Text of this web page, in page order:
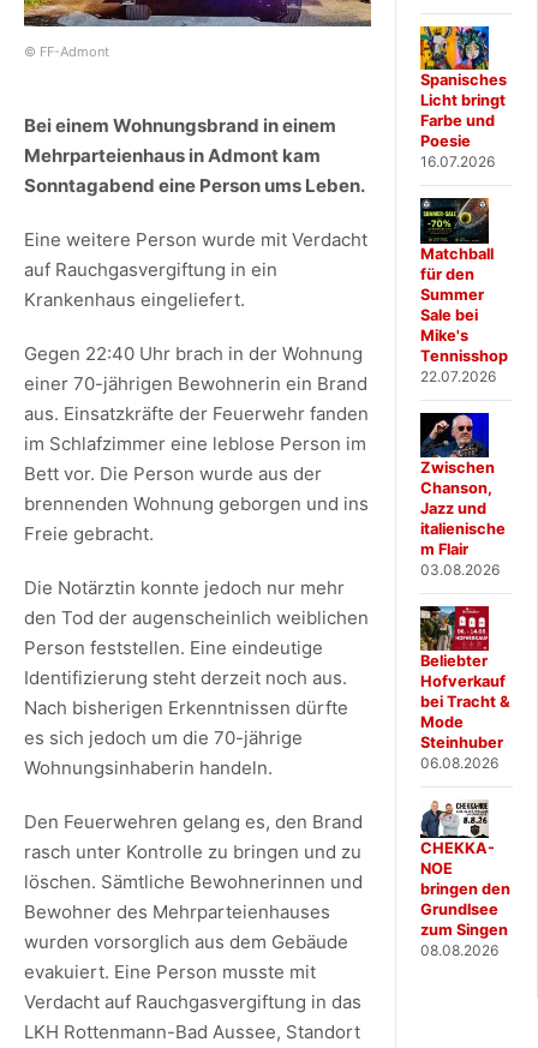
© FF-Admont
Bei einem Wohnungsbrand in einem
Mehrparteienhaus in Admont kam
Sonntagabend eine Person ums Leben.
Eine weitere Person wurde mit Verdacht
auf Rauchgasvergiftung in ein
Krankenhaus eingeliefert.
Gegen 22:40 Uhr brach in der Wohnung
einer 70-jährigen Bewohnerin ein Brand
aus. Einsatzkräfte der Feuerwehr fanden
im Schlafzimmer eine leblose Person im
Bett vor. Die Person wurde aus der
brennenden Wohnung geborgen und ins
Freie gebracht.
Die Notärztin konnte jedoch nur mehr
den Tod der augenscheinlich weiblichen
Person feststellen. Eine eindeutige
Identifizierung steht derzeit noch aus.
Nach bisherigen Erkenntnissen dürfte
es sich jedoch um die 70-jährige
Wohnungsinhaberin handeln.
Den Feuerwehren gelang es, den Brand
rasch unter Kontrolle zu bringen und zu
löschen. Sämtliche Bewohnerinnen und
Bewohner des Mehrparteienhauses
wurden vorsorglich aus dem Gebäude
evakuiert. Eine Person musste mit
Verdacht auf Rauchgasvergiftung in das
LKH Rottenmann-Bad Aussee, Standort
Spanisches
Licht bringt
Farbe und
Poesie
16.07.2026
Matchball
für den
Summer
Sale bei
Mike's
Tennisshop
22.07.2026
Zwischen
Chanson,
Jazz und
italienische
m Flair
03.08.2026
Beliebter
Hofverkauf
bei Tracht &
Mode
Steinhuber
06.08.2026
CHEKKA-
NOE
bringen den
Grundlsee
zum Singen
08.08.2026